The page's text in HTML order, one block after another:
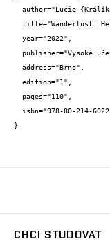
}
CHCI STUDOVAT